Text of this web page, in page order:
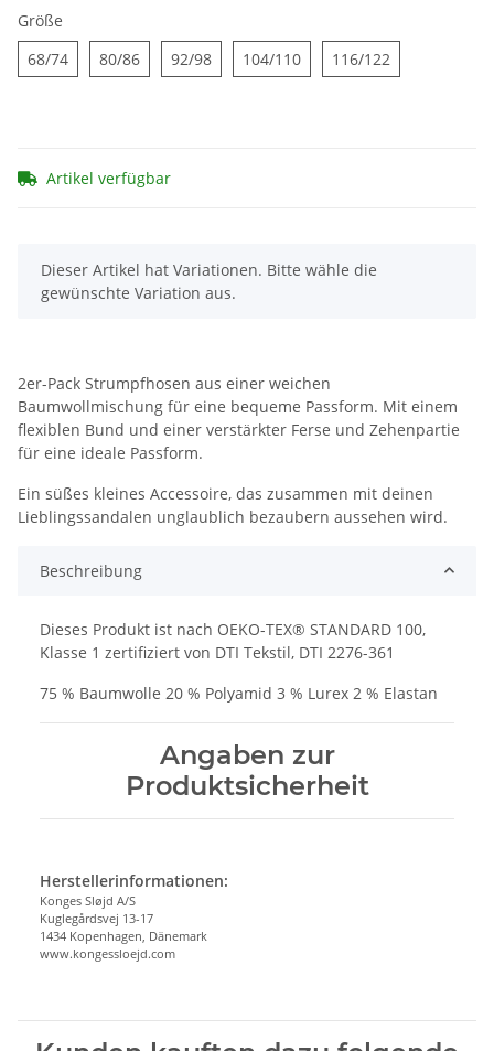
Größe
68/7468/7480/8680/8692/9892/98104/110104/110116/122
Artikel verfügbar
x
Dieser Artikel hat Variationen. Bitte wähle die
gewünschte Variation aus.
2er-Pack Strumpfhosen aus einer weichen
Baumwollmischung für eine bequeme Passform. Mit einem
flexiblen Bund und einer verstärkter Ferse und Zehenpartie
für eine ideale Passform.
Ein süßes kleines Accessoire, das zusammen mit deinen
Lieblingssandalen unglaublich bezaubern aussehen wird.
Beschreibung
Dieses Produkt ist nach OEKO-TEX® STANDARD 100,
Klasse 1 zertifiziert von DTI Tekstil, DTI 2276-361
75 % Baumwolle 20 % Polyamid 3 % Lurex 2 % Elastan
Angaben zur
Produktsicherheit
Herstellerinformationen:
Konges Sløjd A/S
Kuglegårdsvej 13-17
1434 Kopenhagen, Dänemark
www.kongessloejd.com